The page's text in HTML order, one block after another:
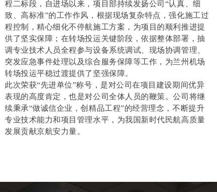
程二标段，自进场以来，项目部持续发扬公司 “认真、细
致、高标准”的工作作风，根据现场复杂特点，强化施工过
程控制，精心细化不停航施工方案，为项目的顺利推进提
供了坚实保障；在转场投运关键阶段，依据整体部署，抽
调专业技术人员全程参与设备系统调试、现场协调管理、
突发应急事件处理以及综合服务保障等工作，为兰州机场
转场投运平稳过渡提供了坚强保障。
此次荣获“先进单位”称号，是对公司在项目建设期间优异
表现的高度肯定，也是对公司全体人员的鞭策。公司将继
续秉承“做诚信企业，创精品工程”的经营理念，不断提升
专业技术能力和项目管理水平，为我国新时代民航高质量
发展贡献京航安力量。